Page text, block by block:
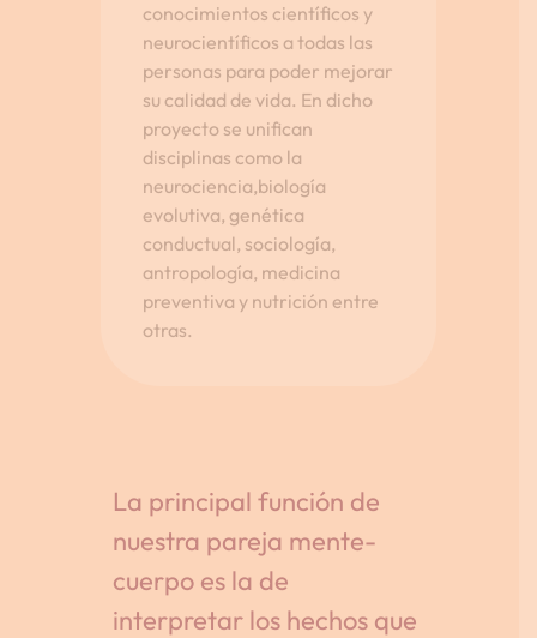
conocimientos científicos y
neurocientíficos a todas las
personas para poder mejorar
su calidad de vida. En dicho
proyecto se unifican
disciplinas como la
neurociencia,biología
evolutiva, genética
conductual, sociología,
antropología, medicina
preventiva y nutrición entre
otras.
La principal función de
nuestra pareja mente-
cuerpo es la de
interpretar los hechos que